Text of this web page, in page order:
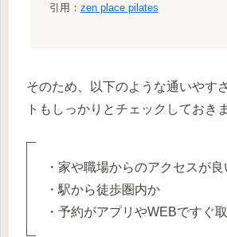
引用： zen place pilates
そのため、以下のような通いやす
トもしっかりとチェックしておき
・家や職場からのアクセスが
・駅から徒歩圏内か
・予約がアプリやWEBですぐ